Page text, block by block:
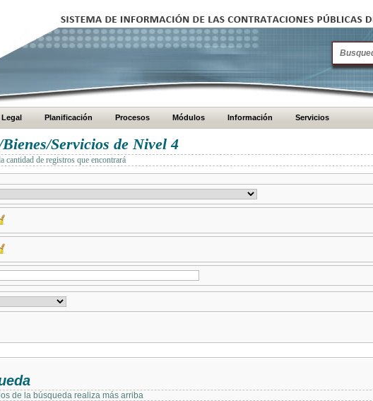
Legal Planificación Procesos Módulos Información Servicios
Servicios de Nivel 4
cantidad de registros que encontrará
de la búsqueda realiza más arriba